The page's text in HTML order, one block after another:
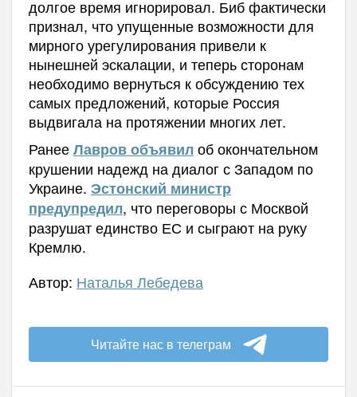
долгое время игнорировал. Биб фактически
признал, что упущенные возможности для
мирного урегулирования привели к
нынешней эскалации, и теперь сторонам
необходимо вернуться к обсуждению тех
самых предложений, которые Россия
выдвигала на протяжении многих лет.
РанееЛавров объявилоб окончательном
крушении надежд на диалог с Западом по
Украине. Эстонский министр
предупредил, что переговоры с Москвой
разрушат единство ЕС и сыграют на руку
Кремлю.
Автор: Наталья Лебедева
Читайте нас в телеграм